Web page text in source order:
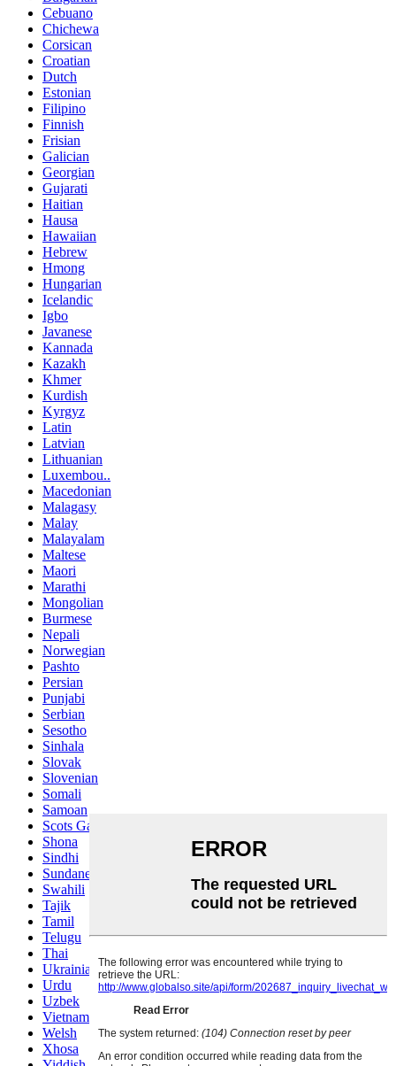
Cebuano
Chichewa
Corsican
Croatian
Dutch
Estonian
Filipino
Finnish
Frisian
Galician
Georgian
Gujarati
Haitian
Hausa
Hawaiian
Hebrew
Hmong
Hungarian
Icelandic
Igbo
Javanese
Kannada
Kazakh
Khmer
Kurdish
Kyrgyz
Latin
Latvian
Lithuanian
Luxembou..
Macedonian
Malagasy
Malay
Malayalam
Maltese
Maori
Marathi
Mongolian
Burmese
Nepali
Norwegian
Pashto
Persian
Punjabi
Serbian
Sesotho
Sinhala
Slovak
Slovenian
Somali
Samoan
Scots Gaelic
Shona
Sindhi
Sundanese
Swahili
Tajik
Tamil
Telugu
Thai
Ukrainian
Urdu
Uzbek
Vietnamese
Welsh
Xhosa